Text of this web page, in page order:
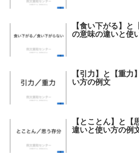
【食い下がる】と
の意味の違いと使
【引力】と【重力
い方の例文
【とことん】と【
違いと使い方の例